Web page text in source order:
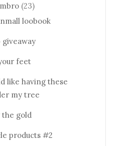
(23)
loobook
giveaway
feet
like having these
my tree
the gold
products #2